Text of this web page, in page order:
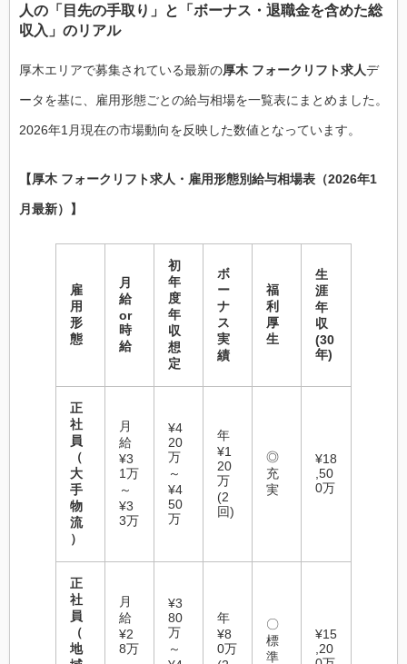
人の「目先の手取り」と「ボーナス・退職金を含めた総
収入」のリアル
厚木エリアで募集されている最新の厚木 フォークリフト求人デ
ータを基に、雇用形態ごとの給与相場を一覧表にまとめました。
2026年1月現在の市場動向を反映した数値となっています。
【厚木 フォークリフト求人・雇用形態別給与相場表（2026年1
月最新）】
雇
用
形
態
月
給
or
時
給
初
年
度
年
収
想
定
ボ
ー
ナ
ス
実
績
福
利
厚
生
生
涯
年
収
(30
年)
正
社
員
（
大
手
物
流
）
月
給
¥3
1万
～
¥3
3万
¥4
20
万
～
¥4
50
万
年
¥1
20
万
(2
回)
◎
充
実
¥18
,50
0万
正
社
員
（
地
月
給
¥2
8万
¥3
80
万
～
年
¥8
0万
〇
標
準
¥15
,20